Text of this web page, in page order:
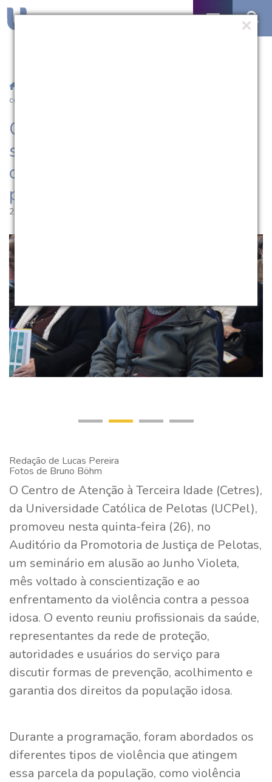
conscientização e combate à violência contra a pessoa idosa
Cetres/UCPel promove
seminário de conscientização e
combate à violência contra a
pessoa idosa
26.06.2026 | 08:57
Redação de Lucas Pereira
Fotos de Bruno Böhm
O Centro de Atenção à Terceira Idade (Cetres),
da Universidade Católica de Pelotas (UCPel),
promoveu nesta quinta-feira (26), no
Auditório da Promotoria de Justiça de Pelotas,
um seminário em alusão ao Junho Violeta,
mês voltado à conscientização e ao
enfrentamento da violência contra a pessoa
idosa. O evento reuniu profissionais da saúde,
representantes da rede de proteção,
autoridades e usuários do serviço para
discutir formas de prevenção, acolhimento e
garantia dos direitos da população idosa.
Durante a programação, foram abordados os
diferentes tipos de violência que atingem
essa parcela da população, como violência